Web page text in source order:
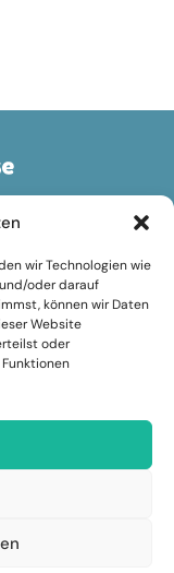
wir Technologien wie
oder darauf
können wir Daten
Website
oder